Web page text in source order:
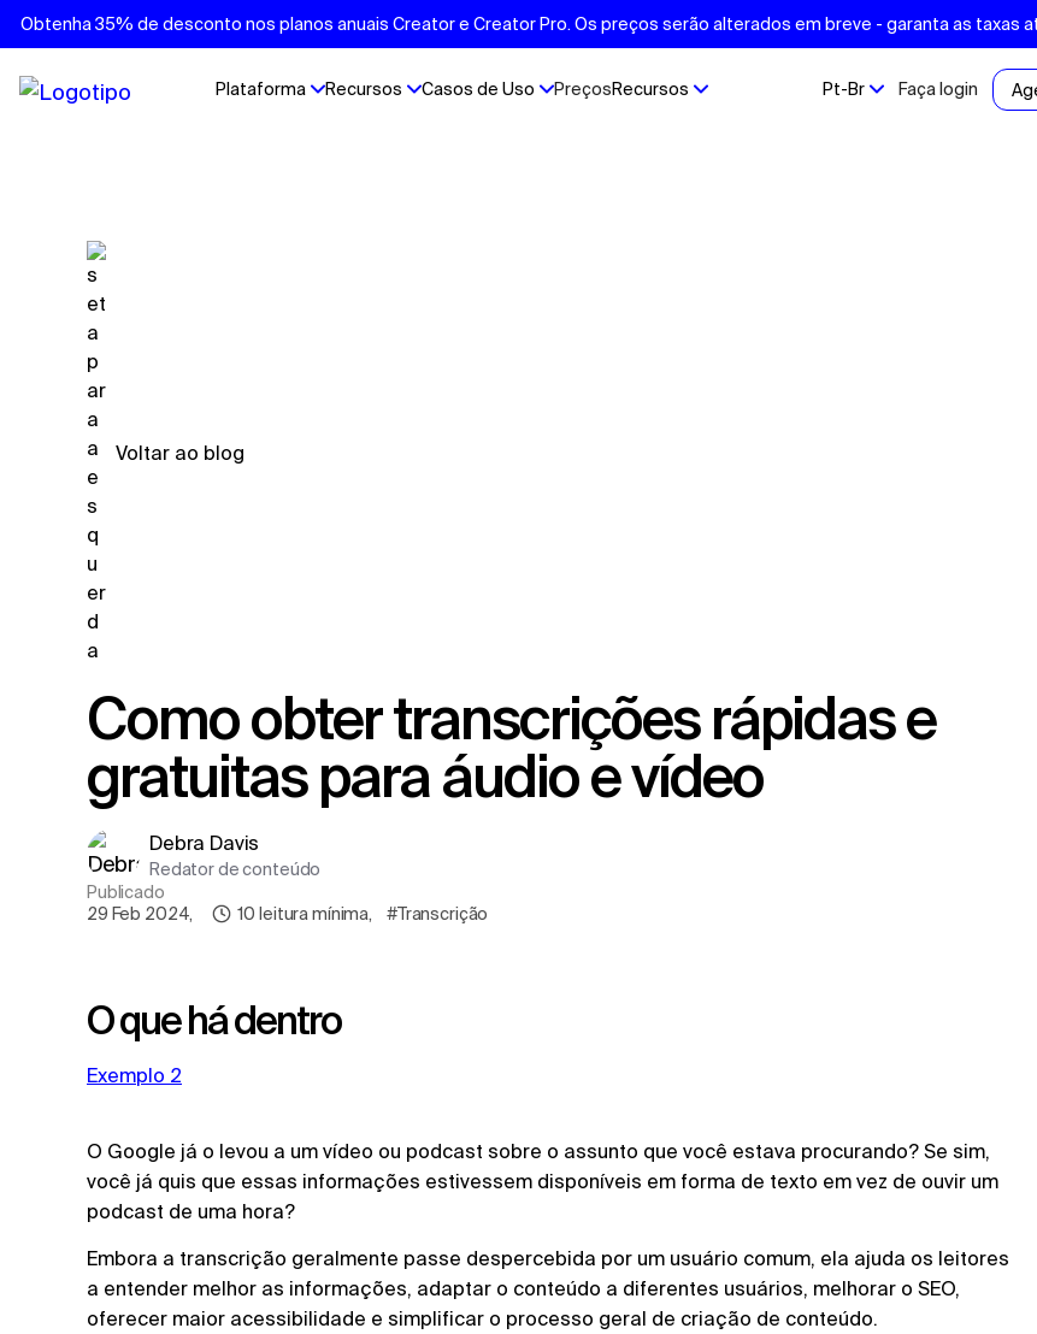
Obtenha 35% de desconto nos planos anuais Creator e Creator Pro. Os preços serão alterados em breve - garanta as taxas
Plataforma Recursos Casos de Uso PreçosRecursos Pt-Br Faça login
Voltar ao blog
Como obter transcrições rápidas e
gratuitas para áudio e vídeo
Debra Davis
Redator de conteúdo
Publicado
29 Feb 2024, 10 leitura mínima, #Transcrição
O que há dentro
Exemplo 2
O Google já o levou a um vídeo ou podcast sobre o assunto que você estava procurando? Se sim,
você já quis que essas informações estivessem disponíveis em forma de texto em vez de ouvir um
podcast de uma hora?
Embora a transcrição geralmente passe despercebida por um usuário comum, ela ajuda os leitores
a entender melhor as informações, adaptar o conteúdo a diferentes usuários, melhorar o SEO,
oferecer maior acessibilidade e simplificar o processo geral de criação de conteúdo.